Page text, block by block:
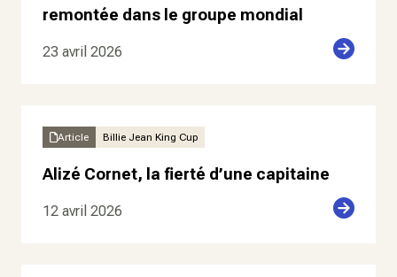
remontée dans le groupe mondial
23 avril 2026
Article Billie Jean King Cup
Alizé Cornet, la fierté d’une capitaine
12 avril 2026